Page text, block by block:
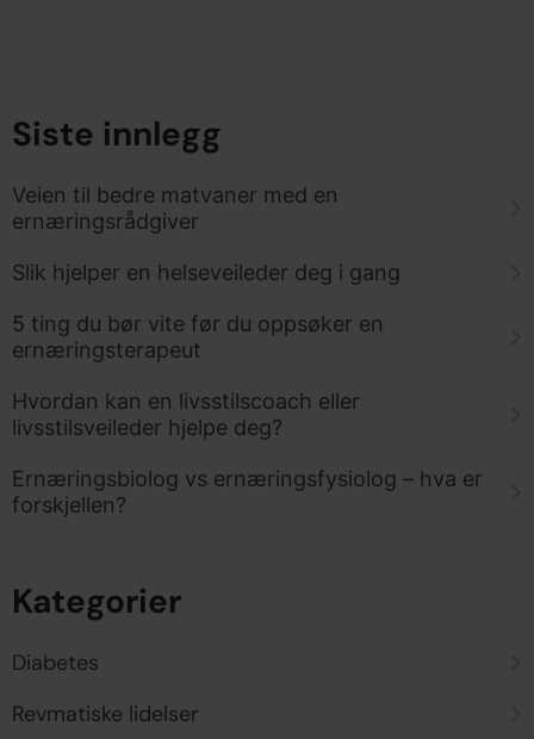
Siste innlegg
Veien til bedre matvaner med en
ernæringsrådgiver
Slik hjelper en helseveileder deg i gang
5 ting du bør vite før du oppsøker en
ernæringsterapeut
Hvordan kan en livsstilscoach eller
livsstilsveileder hjelpe deg?
Ernæringsbiolog vs ernæringsfysiolog – hva er
forskjellen?
Kategorier
Diabetes
Revmatiske lidelser